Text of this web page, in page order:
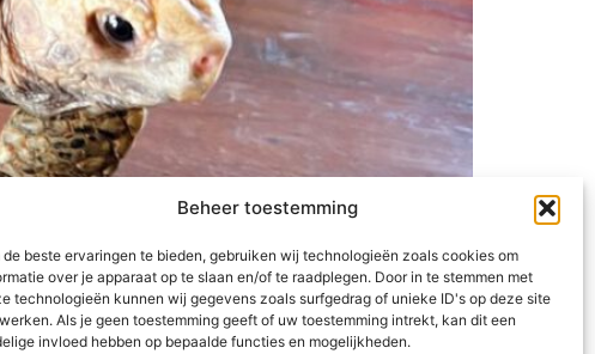
Beheer toestemming
de beste ervaringen te bieden, gebruiken wij technologieën zoals cookies om
over je apparaat op te slaan en/of te raadplegen. Door in te stemmen met
technologieën kunnen wij gegevens zoals surfgedrag of unieke ID's op deze site
Als je geen toestemming geeft of uw toestemming intrekt, kan dit een
invloed hebben op bepaalde functies en mogelijkheden.
over deze prachtige dieren en mochten ze
een kind wordt de basis gelegd voor de hele